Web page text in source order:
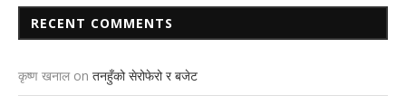
RECENT COMMENTS
कृष्ण खनाल on तनहुँको सेरोफेरो र बजेट